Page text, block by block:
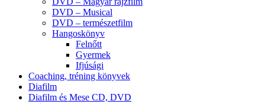
DVD – Musical
DVD – természetfilm
Hangoskönyv
Felnőtt
Gyermek
Ifjúsági
Coaching, tréning könyvek
Diafilm
Diafilm és Mese CD, DVD